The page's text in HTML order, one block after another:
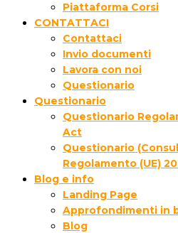
Piattaforma Corsi
CONTATTACI
Contattaci
Invio documenti
Lavora con noi
Questionario
Questionario
Questionario
Act
Questionario
Regolamento (UE)
Blog e info
Landing Page
Approfondimenti in
Blog